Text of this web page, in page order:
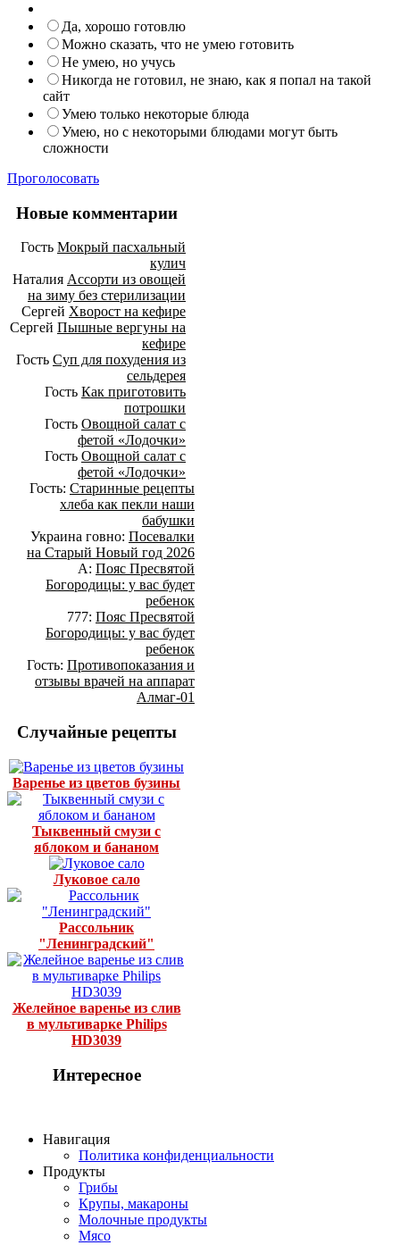
Да, хорошо готовлю
Можно сказать, что не умею готовить
Не умею, но учусь
Никогда не готовил, не знаю, как я попал на такой
сайт
Умею только некоторые блюда
Умею, но с некоторыми блюдами могут быть
сложности
Проголосовать
Новые комментарии
Гость Мокрый пасхальный
кулич
Наталия Ассорти из овощей
на зиму без стерилизации
Сергей Хворост на кефире
Сергей Пышные вергуны на
кефире
Гость Суп для похудения из
сельдерея
Гость Как приготовить
потрошки
Гость Овощной салат с
фетой «Лодочки»
Гость Овощной салат с
фетой «Лодочки»
Гость: Старинные рецепты
хлеба как пекли наши
бабушки
Украина говно: Посевалки
на Старый Новый год 2026
А: Пояс Пресвятой
Богородицы: у вас будет
ребенок
777: Пояс Пресвятой
Богородицы: у вас будет
ребенок
Гость: Противопоказания и
отзывы врачей на аппарат
Алмаг-01
Случайные рецепты
Варенье из цветов бузины
Тыквенный смузи с
яблоком и бананом
Луковое сало
Рассольник
"Ленинградский"
Желейное варенье из слив
в мультиварке Philips
HD3039
Интересное
Навигация
Политика конфиденциальности
Продукты
Грибы
Крупы, макароны
Молочные продукты
Мясо